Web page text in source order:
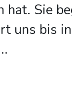
hat. Sie
uns bis